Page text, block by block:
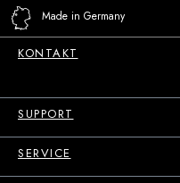
Made in Germany
KONTAKT
SUPPORT
SERVICE